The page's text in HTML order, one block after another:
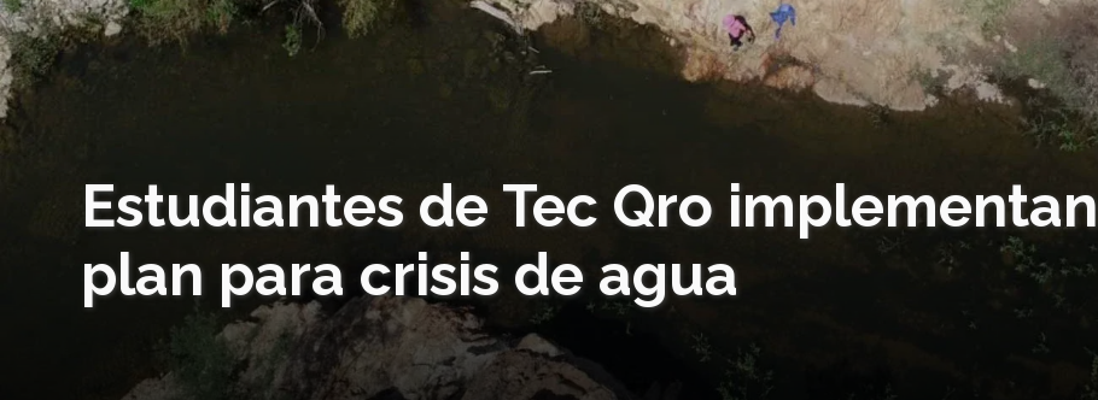
Estudiantes de Tec Qro implementan
plan para crisis de agua